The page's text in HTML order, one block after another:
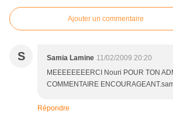
Ajouter un commentaire
S Samia Lamine 11/02/2009 20:20
MEEEEEEEERCI Nouri POUR TON
COMMENTAIRE
Répondre